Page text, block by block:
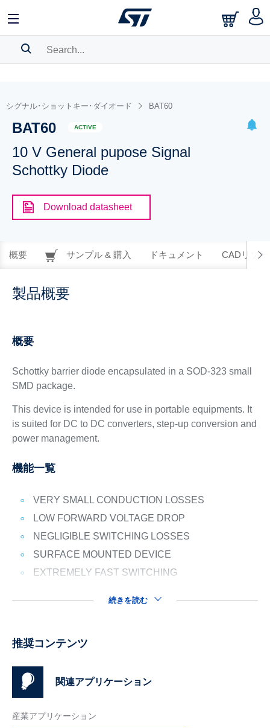
BOOKMARK
Pleaselog in to show your saved searches.
シグナル･ショットキー･ダイオード BAT60
BAT60 ACTIVE
10 V General pupose Signal
Schottky Diode
Download datasheet
概要 サンプル & 購入 ドキュメント CADリソー
製品概要
概要
Schottky barrier diode encapsulated in a SOD-323 small
SMD package.
This device is intended for use in portable equipments. It
is suited for DC to DC converters, step-up conversion and
power management.
機能一覧
VERY SMALL CONDUCTION LOSSES
LOW FORWARD VOLTAGE DROP
NEGLIGIBLE SWITCHING LOSSES
SURFACE MOUNTED DEVICE
EXTREMELY FAST SWITCHING
続きを読む
推奨コンテンツ
関連アプリケーション
産業アプリケーション